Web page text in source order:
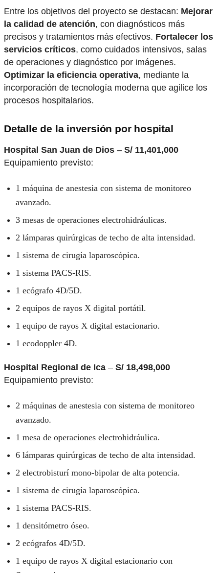
Entre los objetivos del proyecto se destacan: Mejorar
la calidad de atención, con diagnósticos más
precisos y tratamientos más efectivos. Fortalecer los
servicios críticos, como cuidados intensivos, salas
de operaciones y diagnóstico por imágenes.
Optimizar la eficiencia operativa, mediante la
incorporación de tecnología moderna que agilice los
procesos hospitalarios.
Detalle de la inversión por hospital
Hospital San Juan de Dios – S/ 11,401,000
Equipamiento previsto:
1 máquina de anestesia con sistema de monitoreo
avanzado.
3 mesas de operaciones electrohidráulicas.
2 lámparas quirúrgicas de techo de alta intensidad.
1 sistema de cirugía laparoscópica.
1 sistema PACS-RIS.
1 ecógrafo 4D/5D.
2 equipos de rayos X digital portátil.
1 equipo de rayos X digital estacionario.
1 ecodoppler 4D.
Hospital Regional de Ica – S/ 18,498,000
Equipamiento previsto:
2 máquinas de anestesia con sistema de monitoreo
avanzado.
1 mesa de operaciones electrohidráulica.
6 lámparas quirúrgicas de techo de alta intensidad.
2 electrobisturí mono-bipolar de alta potencia.
1 sistema de cirugía laparoscópica.
1 sistema PACS-RIS.
1 densitómetro óseo.
2 ecógrafos 4D/5D.
1 equipo de rayos X digital estacionario con